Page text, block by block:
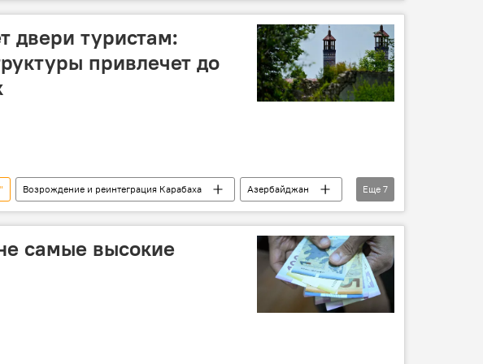
двери туристам:
привлечет до
Возрождение и реинтеграция Карабаха
Азербайджан
Туризм Ханкенди
Президент
Еще 7
самые высокие